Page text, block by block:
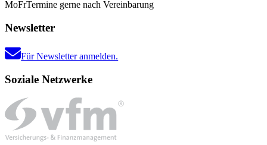
MoFrTermine gerne nach Vereinbarung
Newsletter
Für Newsletter anmelden.
Soziale Netzwerke